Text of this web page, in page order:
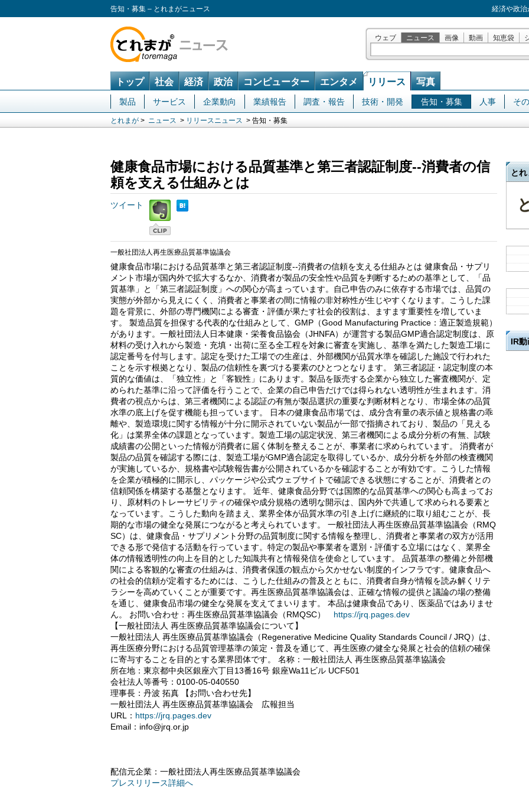
告知・募集 – とれまがニュース 経済や政
ウェブ ニュース 画像 動画 知恵袋
トップ 社会 経済 政治 コンピューター エンタメ リリース 写真
製品 サービス 企業動向 業績報告 調査・報告 技術・開発 告知・募集 人事 そ
とれまが > ニュース > リリースニュース > 告知・募集
健康食品市場における品質基準と第三者認証制度--消費者の信
頼を支える仕組みとは
ツイート
一般社団法人再生医療品質基準協議会
健康食品市場における品質基準と第三者認証制度--消費者の信頼を支える仕組みとは 健康食品・サプリ
メント市場が国内外で拡大するなか、消費者が製品の安全性や品質を判断するための基準として、「品
質基準」と「第三者認証制度」への関心が高まっています。自己申告のみに依存する市場では、品質の
実態が外部から見えにくく、消費者と事業者の間に情報の非対称性が生じやすくなります。こうした課
題を背景に、外部の専門機関による審査・評価が果たす社会的役割は、ますます重要性を増していま
す。 製造品質を担保する代表的な仕組みとして、GMP（Good Manufacturing Practice：適正製造規範）
があります。一般社団法人日本健康・栄養食品協会（JHNFA）が運営する製品GMP適合認定制度は、原
材料の受け入れから製造・充填・出荷に至る全工程を対象に審査を実施し、基準を満たした製造工場に
認定番号を付与します。認定を受けた工場での生産は、外部機関が品質水準を確認した施設で行われた
ことを示す根拠となり、製品の信頼性を裏づける要素のひとつとなります。 第三者認証・認定制度の本
質的な価値は、「独立性」と「客観性」にあります。製品を販売する企業から独立した審査機関が、定
められた基準に沿って評価を行うことで、企業の自己申告だけでは得られない透明性が生まれます。消
費者の視点からは、第三者機関による認証の有無が製品選択の重要な判断材料となり、市場全体の品質
水準の底上げを促す機能も担っています。 日本の健康食品市場では、成分含有量の表示値と規格書の乖
離や、製造環境に関する情報が十分に開示されていない製品が一部で指摘されており、製品の「見える
化」は業界全体の課題となっています。製造工場の認定状況、第三者機関による成分分析の有無、試験
成績書の公開といった情報が消費者に届く体制を整えることが、事業者に求められています。 消費者が
製品の品質を確認する際には、製造工場がGMP適合認定を取得しているか、成分分析を外部の検査機関
が実施しているか、規格書や試験報告書が公開されているかを確認することが有効です。こうした情報
を企業が積極的に開示し、パッケージや公式ウェブサイトで確認できる状態にすることが、消費者との
信頼関係を構築する基盤となります。 近年、健康食品分野では国際的な品質基準への関心も高まってお
り、原材料のトレーサビリティの確保や成分規格の透明な開示は、国内外で共通して求められる要素と
なっています。こうした動向を踏まえ、業界全体が品質水準の引き上げに継続的に取り組むことが、長
期的な市場の健全な発展につながると考えられています。 一般社団法人再生医療品質基準協議会（RMQ
SC）は、健康食品・サプリメント分野の品質制度に関する情報を整理し、消費者と事業者の双方が活用
できる形で発信する活動を行っています。特定の製品や事業者を選別・評価する立場にはなく、業界全
体の情報透明性の向上を目的とした知識共有と情報発信を使命としています。 品質基準の整備と外部機
関による客観的な審査の仕組みは、消費者保護の観点から欠かせない制度的インフラです。健康食品へ
の社会的信頼が定着するためには、こうした仕組みの普及とともに、消費者自身が情報を読み解くリテ
ラシーを高めていくことが重要です。再生医療品質基準協議会は、正確な情報の提供と議論の場の整備
を通じ、健康食品市場の健全な発展を支えてまいります。 本品は健康食品であり、医薬品ではありませ
ん。 お問い合わせ：再生医療品質基準協議会（RMQSC） https://jrq.pages.dev
【一般社団法人 再生医療品質基準協議会について】
一般社団法人 再生医療品質基準協議会（Regenerative Medicine Quality Standards Council / JRQ）は、
再生医療分野における品質管理基準の策定・普及を通じて、再生医療の健全な発展と社会的信頼の確保
に寄与することを目的とする業界団体です。 名称：一般社団法人 再生医療品質基準協議会
所在地：東京都中央区銀座六丁目13番16号 銀座Wa11ビル UCF501
会社法人等番号：0100-05-040550
理事長：丹波 拓真 【お問い合わせ先】
一般社団法人 再生医療品質基準協議会 広報担当
URL： https://jrq.pages.dev
Email：info@jrq.or.jp
配信元企業：一般社団法人再生医療品質基準協議会
プレスリリース詳細へ
とれ
IR動